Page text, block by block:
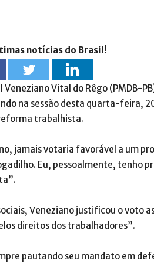
notícias do Brasil!
Vital do Rêgo (PMDB-
na sessão desta quarta-feira,
trabalhista.
jamais votaria favorável a um
Eu, pessoalmente, tenho
Veneziano justificou o voto
direitos dos trabalhadores”.
pautando seu mandato em